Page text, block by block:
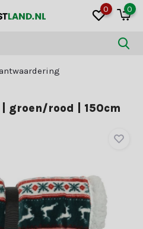
0 0
groen/rood | 150cm